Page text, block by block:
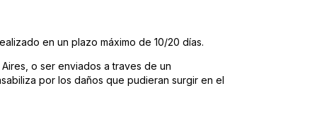
en un plazo máximo de 10/20 días.
o ser enviados a traves de un
por los daños que pudieran surgir en el